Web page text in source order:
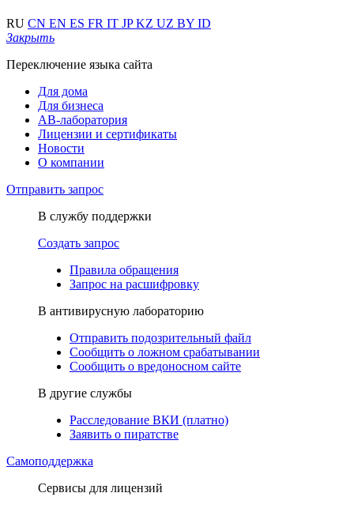
RU CN EN ES FR IT JPKZ UZ BY ID
Закрыть
Переключение языка сайта
Для дома
Для бизнеса
АВ-лаборатория
Лицензии и сертификаты
Новости
О компании
Отправить запрос
В службу поддержки
Создать запрос
Правила обращения
Запрос на расшифровку
В антивирусную лабораторию
Отправить подозрительный файл
Сообщить о ложном срабатывании
Сообщить о вредоносном сайте
В другие службы
Расследование ВКИ (платно)
Заявить о пиратстве
Самоподдержка
Сервисы для лицензий